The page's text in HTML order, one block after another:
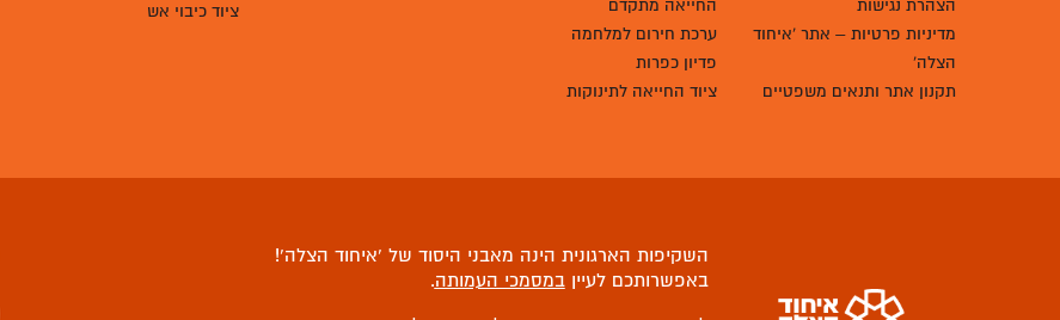
הצהרת נגישות
מדיניות פרטיות – אתר 'איחוד
הצלה'
תקנון אתר ותנאים משפטיים
החייאה מתקדם
ערכת חירום למלחמה
פדיון כפרות
ציוד החייאה לתינוקות
ציוד כיבוי אש
השקיפות הארגונית הינה מאבני היסוד של ‘איחוד הצלה’!
באפשרותכם לעייןבמסמכי העמותה.